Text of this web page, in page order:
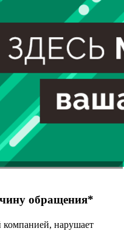
обращения*
компанией, нарушает